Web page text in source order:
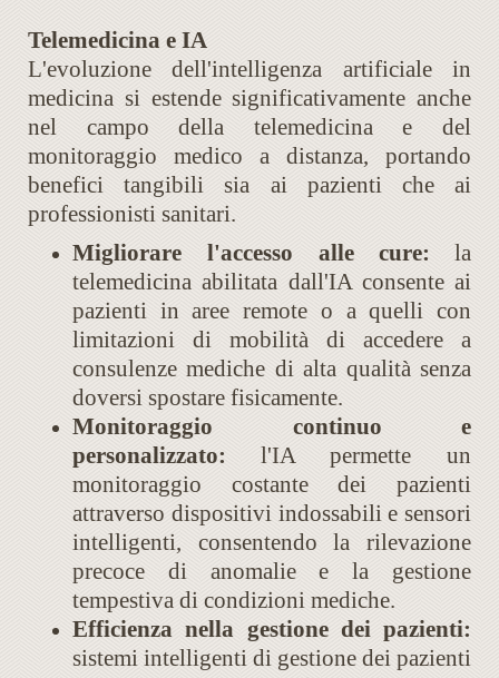
Telemedicina e IA
L'evoluzione dell'intelligenza artificiale in
medicina si estende significativamente anche
nel campo della telemedicina e del
monitoraggio medico a distanza, portando
benefici tangibili sia ai pazienti che ai
professionisti sanitari.
Migliorare l'accesso alle cure:
la
telemedicina abilitata dall'IA consente ai
pazienti in aree remote o a quelli con
limitazioni di mobilità di accedere a
consulenze mediche di alta qualità senza
doversi spostare fisicamente.
Monitoraggio continuo e
personalizzato:
l'IA permette un
monitoraggio costante dei pazienti
attraverso dispositivi indossabili e sensori
intelligenti, consentendo la rilevazione
precoce di anomalie e la gestione
tempestiva di condizioni mediche.
Efficienza nella gestione dei pazienti:
sistemi intelligenti di gestione dei pazienti